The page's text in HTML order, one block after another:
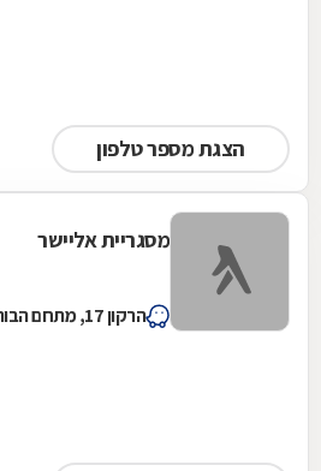
הצגת מספר טלפון
מסגריית אליישר
הרקון 17, מתחם הבורסה רמת גן